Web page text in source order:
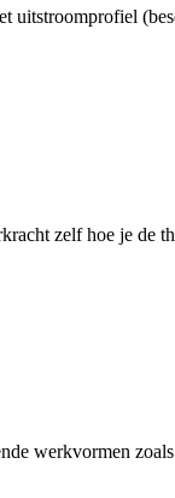
uitstroomprofiel
zelf hoe je de
werkvormen